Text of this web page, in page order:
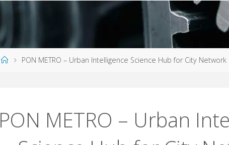
PON METRO – Urban Intelligence Science Hub for City Network
PON METRO – Urban